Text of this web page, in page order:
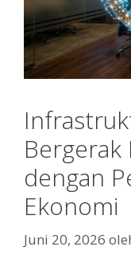
Bergerak
dengan
Ekonomi
Juni 20, 2026